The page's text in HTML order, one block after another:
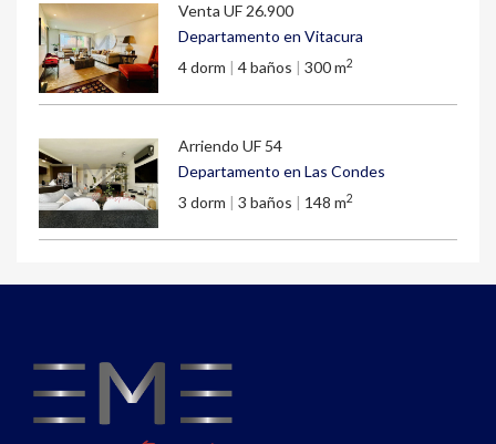
Venta UF 26.900
Departamento en Vitacura
4 dorm | 4 baños | 300 m2
Arriendo UF 54
Departamento en Las Condes
3 dorm | 3 baños | 148 m2